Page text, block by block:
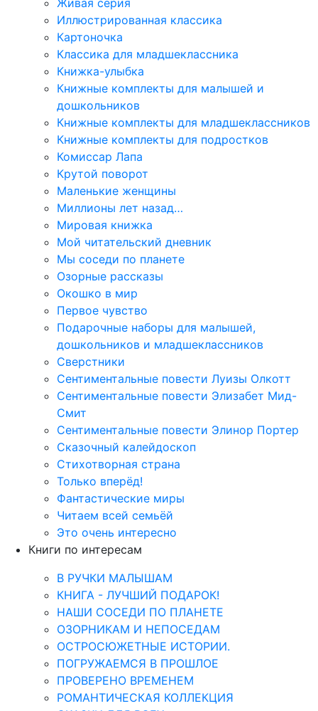
Иллюстрированная классика
Картоночка
Классика для младшеклассника
Книжка-улыбка
Книжные комплекты для малышей и
дошкольников
Книжные комплекты для младшеклассников
Книжные комплекты для подростков
Комиссар Лапа
Крутой поворот
Маленькие женщины
Миллионы лет назад…
Мировая книжка
Мой читательский дневник
Мы соседи по планете
Озорные рассказы
Окошко в мир
Первое чувство
Подарочные наборы для малышей,
дошкольников и младшеклассников
Сверстники
Сентиментальные повести Луизы Олкотт
Сентиментальные повести Элизабет Мид-
Смит
Сентиментальные повести Элинор Портер
Сказочный калейдоскоп
Стихотворная страна
Только вперёд!
Фантастические миры
Читаем всей семьёй
Это очень интересно
Книги по интересам
В РУЧКИ МАЛЫШАМ
КНИГА - ЛУЧШИЙ ПОДАРОК!
НАШИ СОСЕДИ ПО ПЛАНЕТЕ
ОЗОРНИКАМ И НЕПОСЕДАМ
ОСТРОСЮЖЕТНЫЕ ИСТОРИИ.
ПОГРУЖАЕМСЯ В ПРОШЛОЕ
ПРОВЕРЕНО ВРЕМЕНЕМ
РОМАНТИЧЕСКАЯ КОЛЛЕКЦИЯ